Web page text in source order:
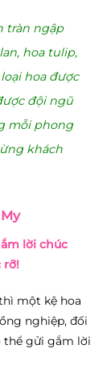
tràn ngập
hoa tulip,
hoa được
đội ngũ
mỗi phong
khách
lời chúc
rỡ!
một kệ hoa
nghiệp, đối
thể gửi gắm lời